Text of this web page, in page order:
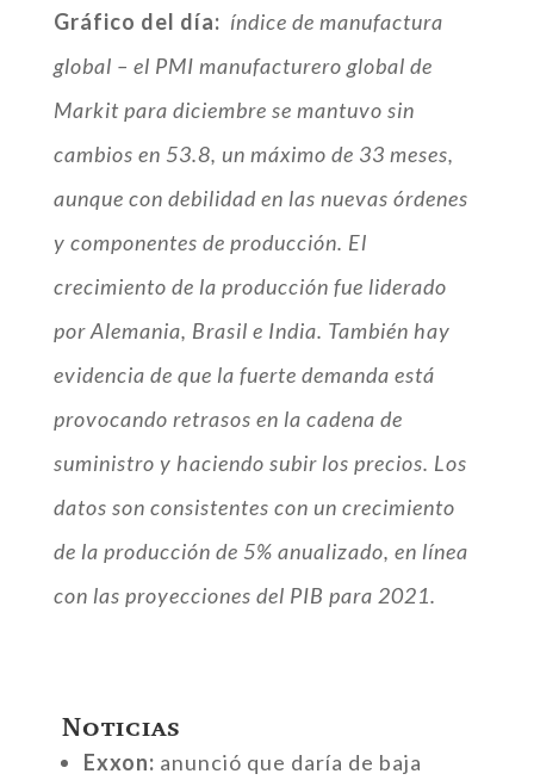
Gráfico del día: índice de manufactura
global – el PMI manufacturero global de
Markit para diciembre se mantuvo sin
cambios en 53.8, un máximo de 33 meses,
aunque con debilidad en las nuevas órdenes
y componentes de producción. El
crecimiento de la producción fue liderado
por Alemania, Brasil e India. También hay
evidencia de que la fuerte demanda está
provocando retrasos en la cadena de
suministro y haciendo subir los precios. Los
datos son consistentes con un crecimiento
de la producción de 5% anualizado, en línea
con las proyecciones del PIB para 2021.
Noticias
Exxon: anunció que daría de baja